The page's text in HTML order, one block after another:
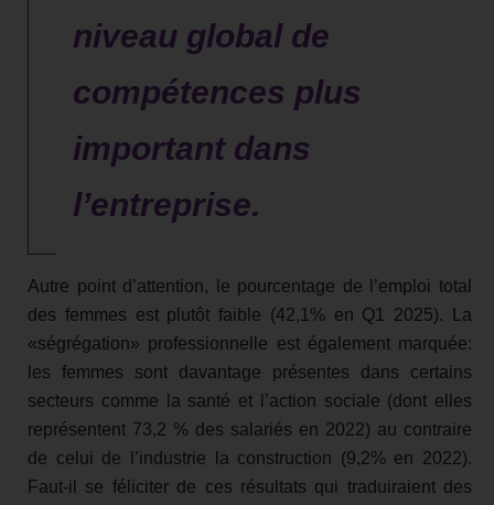
niveau global de
compétences plus
important dans
l’entreprise.
Autre point d’attention, le pourcentage de l’emploi total
des femmes est plutôt faible (42,1% en Q1 2025). La
«ségrégation» professionnelle est également marquée:
les femmes sont davantage présentes dans certains
secteurs comme la santé et l’action sociale (dont elles
représentent 73,2 % des salariés en 2022) au contraire
de celui de l’industrie la construction (9,2% en 2022).
Faut-il se féliciter de ces résultats qui traduiraient des